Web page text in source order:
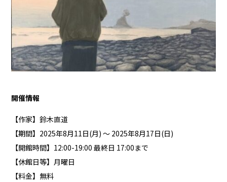
開催情報
【作家】鈴木直道
【期間】2025年8月11日(月) ～ 2025年8月17日(日)
【開館時間】12:00-19:00 最終日 17:00まで
【休館日等】月曜日
【料金】無料